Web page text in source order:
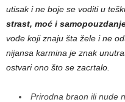
utisak i ne boje se voditi u
strast, moć i
vođe koji znaju šta žele i ne
nijansa karmina je znak
ostvari ono što se zacrtalo.
Prirodna braon ili nude